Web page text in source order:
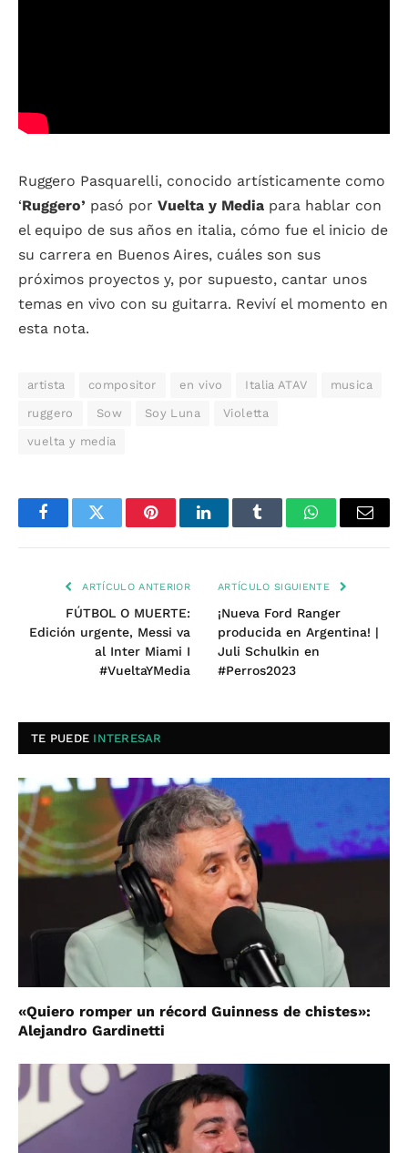
Ruggero Pasquarelli, conocido artísticamente como
‘Ruggero’ pasó por Vuelta y Media para hablar con
el equipo de sus años en italia, cómo fue el inicio de
su carrera en Buenos Aires, cuáles son sus
próximos proyectos y, por supuesto, cantar unos
temas en vivo con su guitarra. Reviví el momento en
esta nota.
artista compositor en vivo Italia ATAV musica
ruggero Sow Soy Luna Violetta
vuelta y media
FacebookTwitter PinterestLinkedInTumblr WhatsAppEmail
ARTÍCULO ANTERIOR
FÚTBOL O MUERTE:
Edición urgente, Messi va
al Inter Miami I
#VueltaYMedia
ARTÍCULO SIGUIENTE
¡Nueva Ford Ranger
producida en Argentina! |
Juli Schulkin en
#Perros2023
TE PUEDE INTERESAR
«Quiero romper un récord Guinness de chistes»:
Alejandro Gardinetti